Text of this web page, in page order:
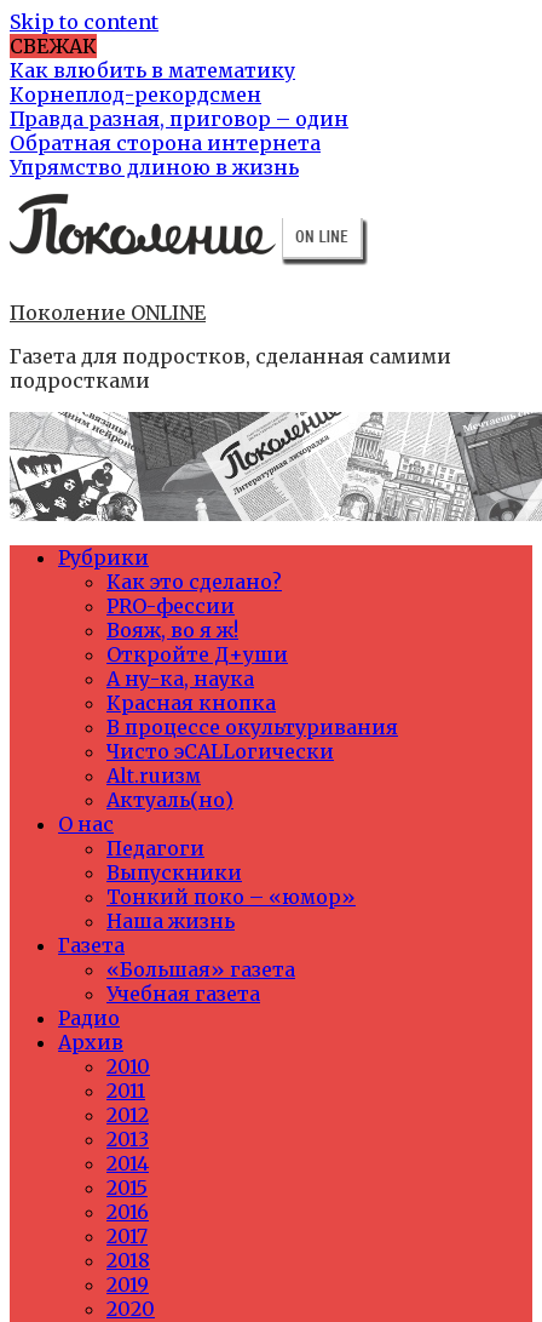
Skip to content
СВЕЖАК
Как влюбить в математику
Корнеплод-рекордсмен
Правда разная, приговор – один
Обратная сторона интернета
Упрямство длиною в жизнь
Поколение ONLINE
Газета для подростков, сделанная самими
подростками
Рубрики
Как это сделано?
PRO-фессии
Вояж, во я ж!
Откройте Д+уши
А ну-ка, наука
Красная кнопка
В процессе окультуривания
Чисто эCALLогически
Alt.ruизм
Актуаль(но)
О нас
Педагоги
Выпускники
Тонкий поко – «юмор»
Наша жизнь
Газета
«Большая» газета
Учебная газета
Радио
Архив
2010
2011
2012
2013
2014
2015
2016
2017
2018
2019
2020